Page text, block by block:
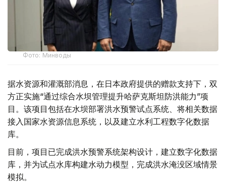
Фото: Минводы
据水资源和灌溉部消息，在日本政府提供的赠款支持下，双
方正实施“通过综合水坝管理提升哈萨克斯坦防洪能力”项
目。该项目包括在水坝部署洪水预警试点系统、将相关数据
接入国家水资源信息系统，以及建立水利工程数字化数据
库。
目前，项目已完成洪水预警系统架构设计，建立数字化数据
库，并为试点水库构建水动力模型，完成洪水淹没区域情景
模拟。